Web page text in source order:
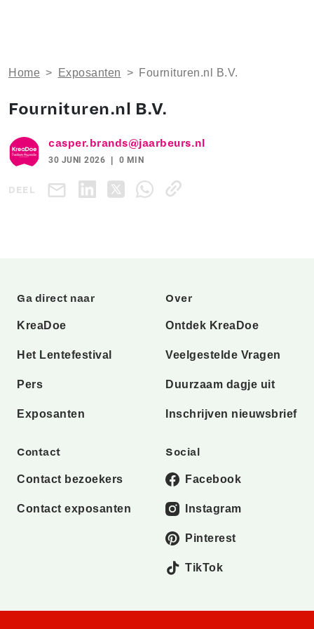
Home > Exposanten > Fournituren.nl B.V.
Fournituren.nl B.V.
casper.brands@jaarbeurs.nl
30 JUNI 2026 0 MIN
DEEL
Ga direct naar
KreaDoe
Het Lentefestival
Pers
Exposanten
Over
Ontdek KreaDoe
Veelgestelde Vragen
Duurzaam dagje uit
Inschrijven nieuwsbrief
Contact
Contact bezoekers
Contact exposanten
Social
Facebook
Instagram
Pinterest
TikTok